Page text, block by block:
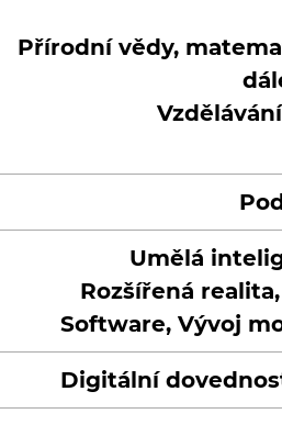
Přírodní vědy,
Umělá
Rozšířená
Software, Vývoj
Digitální